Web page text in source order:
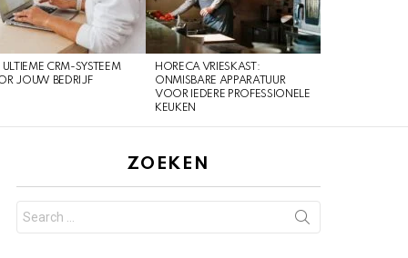
ULTIEME CRM-SYSTEEM
JOUW BEDRIJF
HORECA VRIESKAST:
ONMISBARE APPARATUUR
VOOR IEDERE PROFESSIONELE
KEUKEN
ZOEKEN
for: